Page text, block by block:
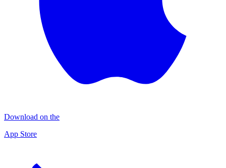
Download on the
App Store